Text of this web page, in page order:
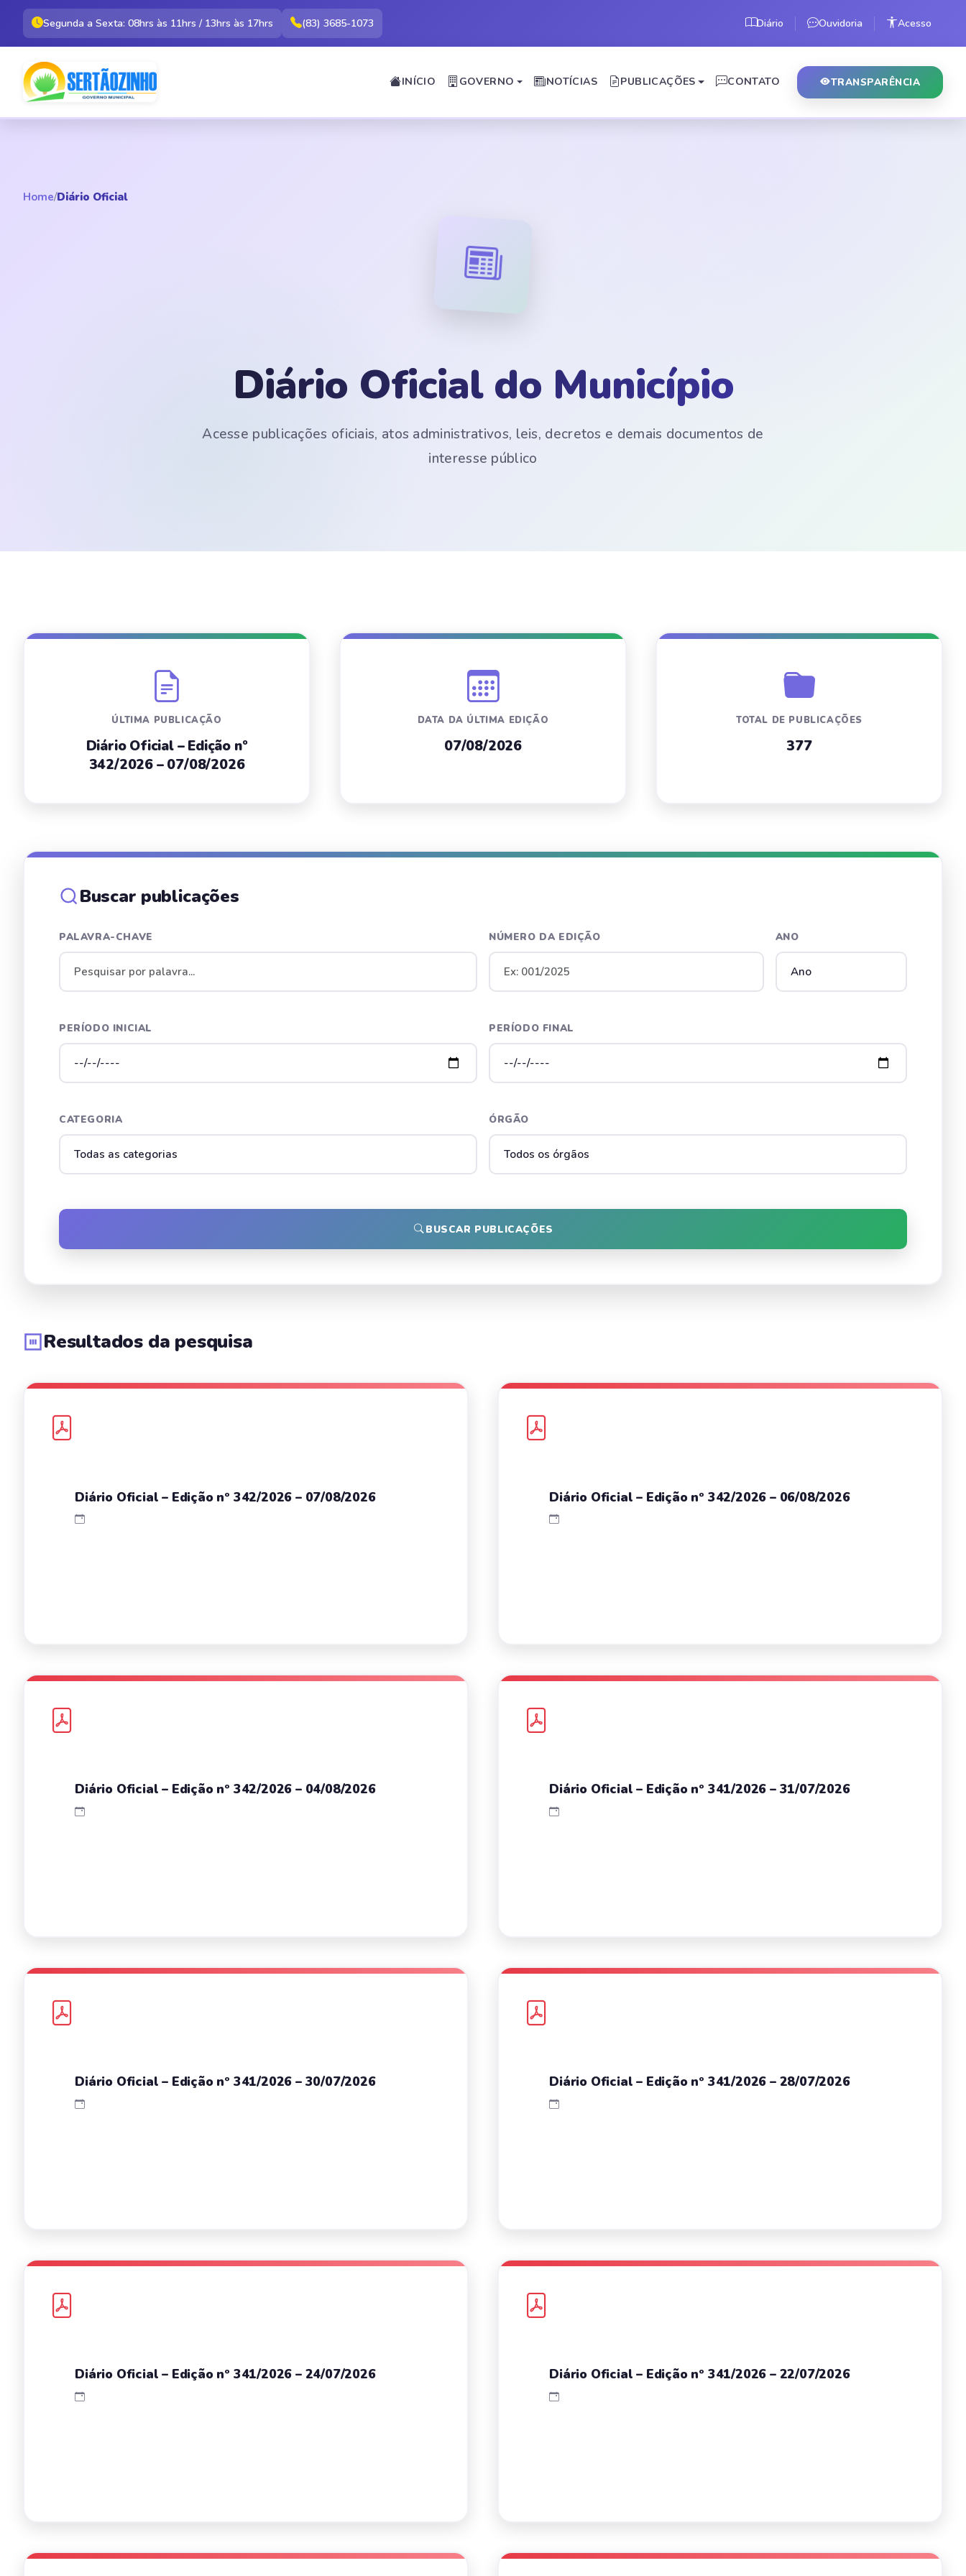
Segunda a Sexta: 08hrs às 11hrs / 13hrs às 17hrs (83) 3685-1073 Diário Ouvidoria Acesso
INÍCIO GOVERNO NOTÍCIAS PUBLICAÇÕES CONTATO TRANSPARÊNCIA
Home/Diário Oficial
Diário Oficial do Município
Acesse publicações oficiais, atos administrativos, leis, decretos e demais documentos de
interesse público
ÚLTIMA PUBLICAÇÃO
Diário Oficial – Edição nº
342/2026 – 07/08/2026
DATA DA ÚLTIMA EDIÇÃO
07/08/2026
TOTAL DE PUBLICAÇÕES
377
Buscar publicações
PALAVRA-CHAVE NÚMERO DA EDIÇÃO ANO
PERÍODO INICIAL PERÍODO FINAL
CATEGORIA ÓRGÃO
BUSCAR PUBLICAÇÕES
Resultados da pesquisa
Diário Oficial – Edição nº 342/2026 – 07/08/2026 Diário Oficial – Edição nº 342/2026 – 06/08/2026
Diário Oficial – Edição nº 342/2026 – 04/08/2026 Diário Oficial – Edição nº 341/2026 – 31/07/2026
Diário Oficial – Edição nº 341/2026 – 30/07/2026 Diário Oficial – Edição nº 341/2026 – 28/07/2026
Diário Oficial – Edição nº 341/2026 – 24/07/2026 Diário Oficial – Edição nº 341/2026 – 22/07/2026